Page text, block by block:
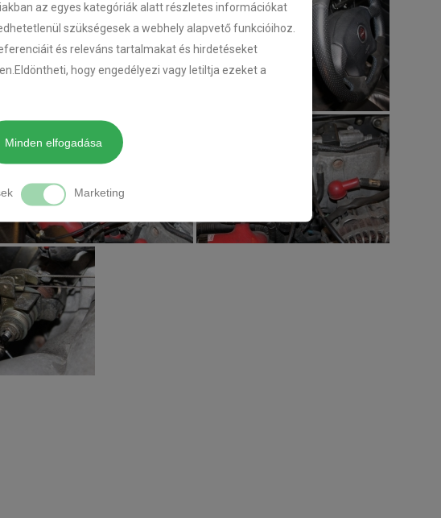
az egyes kategóriák alatt részletes információkat
szükségesek a webhely alapvető funkcióihoz.
és releváns tartalmakat és hirdetéseket
hogy engedélyezi vagy letiltja ezeket a
Minden elfogadása
Marketing